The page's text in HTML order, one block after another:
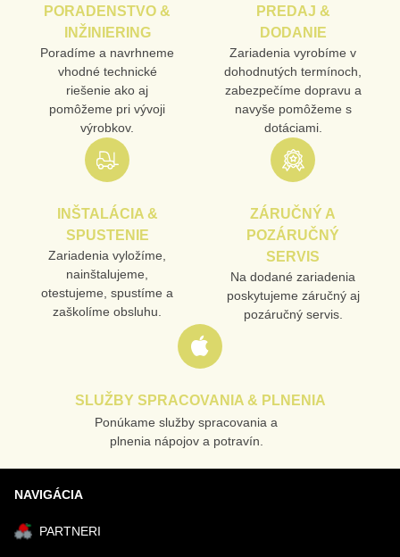
PORADENSTVO &
INŽINIERING
Poradíme a navrhneme
vhodné technické
riešenie ako aj
pomôžeme pri vývoji
výrobkov.
PREDAJ &
DODANIE
Zariadenia vyrobíme v
dohodnutých termínoch,
zabezpečíme dopravu a
navyše pomôžeme s
dotáciami.
INŠTALÁCIA &
SPUSTENIE
Zariadenia vyložíme,
nainštalujeme,
otestujeme, spustíme a
zaškolíme obsluhu.
ZÁRUČNÝ A
POZÁRUČNÝ
SERVIS
Na dodané zariadenia
poskytujeme záručný aj
pozáručný servis.
SLUŽBY SPRACOVANIA & PLNENIA
Ponúkame služby spracovania a
plnenia nápojov a potravín.
NAVIGÁCIA
PARTNERI